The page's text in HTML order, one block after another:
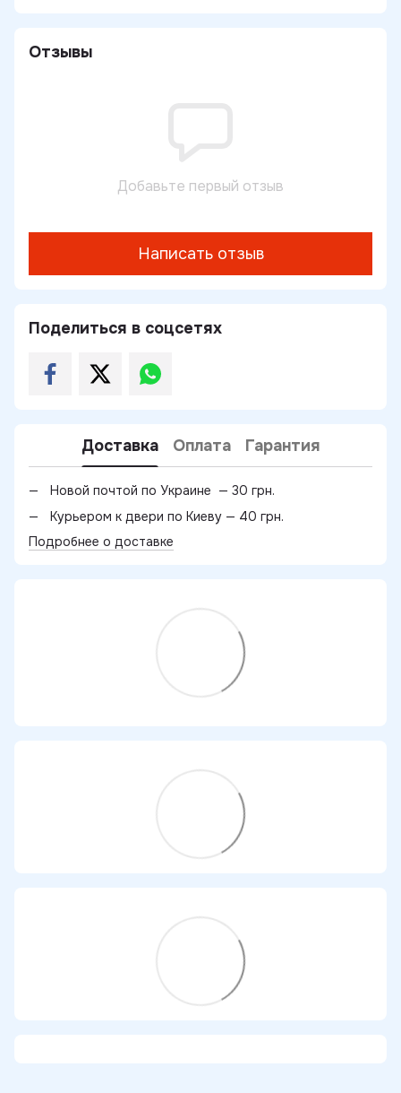
Отзывы
Добавьте первый отзыв
Написать отзыв
Поделиться в соцсетях
Доставка Оплата Гарантия
Новой почтой по Украине — 30 грн.
Курьером к двери по Киеву — 40 грн.
Подробнее о доставке